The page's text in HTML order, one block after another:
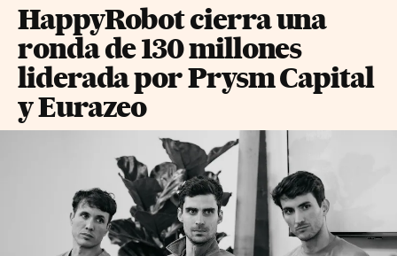
HappyRobot cierra una
ronda de 130 millones
liderada por Prysm Capital
y Eurazeo